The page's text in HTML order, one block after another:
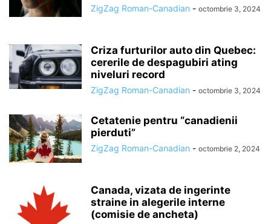
ZigZag Roman-Canadian - octombrie 3, 2024
Criza furturilor auto din Quebec:
cererile de despagubiri ating
niveluri record
ZigZag Roman-Canadian - octombrie 3, 2024
Cetatenie pentru “canadienii
pierduti”
ZigZag Roman-Canadian - octombrie 2, 2024
Canada, vizata de ingerinte
straine in alegerile interne
(comisie de ancheta)